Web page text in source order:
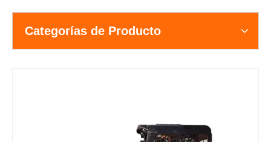
Categorías de Producto